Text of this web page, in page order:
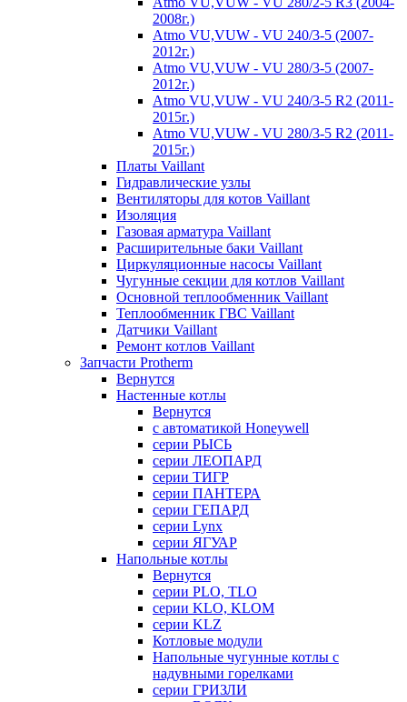
2008г.)
Atmo VU,VUW - VU 240/3-5 (2007-
2012г.)
Atmo VU,VUW - VU 280/3-5 (2007-
2012г.)
Atmo VU,VUW - VU 240/3-5 R2 (2011-
2015г.)
Atmo VU,VUW - VU 280/3-5 R2 (2011-
2015г.)
Платы Vaillant
Гидравлические узлы
Вентиляторы для котов Vaillant
Изоляция
Газовая арматура Vaillant
Расширительные баки Vaillant
Циркуляционные насосы Vaillant
Чугунные секции для котлов Vaillant
Основной теплообменник Vaillant
Теплообменник ГВС Vaillant
Датчики Vaillant
Ремонт котлов Vaillant
Запчасти Protherm
Вернутся
Настенные котлы
Вернутся
с автоматикой Honeywell
серии РЫСЬ
серии ЛЕОПАРД
серии ТИГР
серии ПАНТЕРА
серии ГЕПАРД
серии Lynx
серии ЯГУАР
Напольные котлы
Вернутся
серии PLO, TLO
серии KLO, KLOM
серии KLZ
Котловые модули
Напольные чугунные котлы с
надувными горелками
серии ГРИЗЛИ